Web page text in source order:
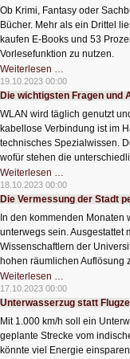
Ob Krimi, Fantasy oder
Bücher. Mehr als ein Drittel
kaufen E-Books und 53
Vorlesefunktion zu nutzen.
Weiterlesen …
als
ein
Drittel
E-
Books
19.10.2023 00:00
Die wichtigsten Fragen und
WLAN wird täglich genutzt
kabellose Verbindung ist im
technisches Spezialwissen.
wofür stehen die
Weiterlesen …
wichtigsten
Fragen
und
zum
WLAN
18.10.2023 00:00
Die Vermessung der Stadt
In den kommenden
unterwegs sein. Ausgestattet
Wissenschaftlern der
hohen räumlichen Auflösung
Weiterlesen …
Vermessung
der
Stadt
Rad
17.10.2023 00:00
Unterwasserzug statt
Mit 1.000 km/h soll ein
geplante Strecke vom
könnte viel Energie